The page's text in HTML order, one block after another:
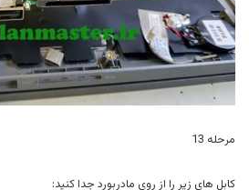
مرحله 13
کابل های زیر را از روی مادربورد جدا کنید: